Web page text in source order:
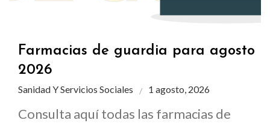
Farmacias de guardia para agosto
2026
Sanidad Y Servicios Sociales 1 agosto, 2026
Consulta aquí todas las farmacias de